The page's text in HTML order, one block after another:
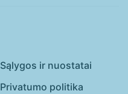
Sąlygos ir nuostatai
Privatumo politika